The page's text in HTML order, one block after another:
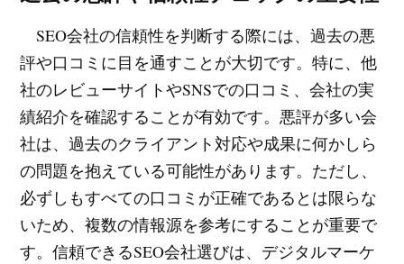
SEO会社の信頼性を判断する際には、過去の悪
評や口コミに目を通すことが大切です。特に、他
社のレビューサイトやSNSでの口コミ、会社の実
績紹介を確認することが有効です。悪評が多い会
社は、過去のクライアント対応や成果に何かしら
の問題を抱えている可能性があります。ただし、
必ずしもすべての口コミが正確であるとは限らな
いため、複数の情報源を参考にすることが重要で
す。信頼できるSEO会社選びは、デジタルマーケ